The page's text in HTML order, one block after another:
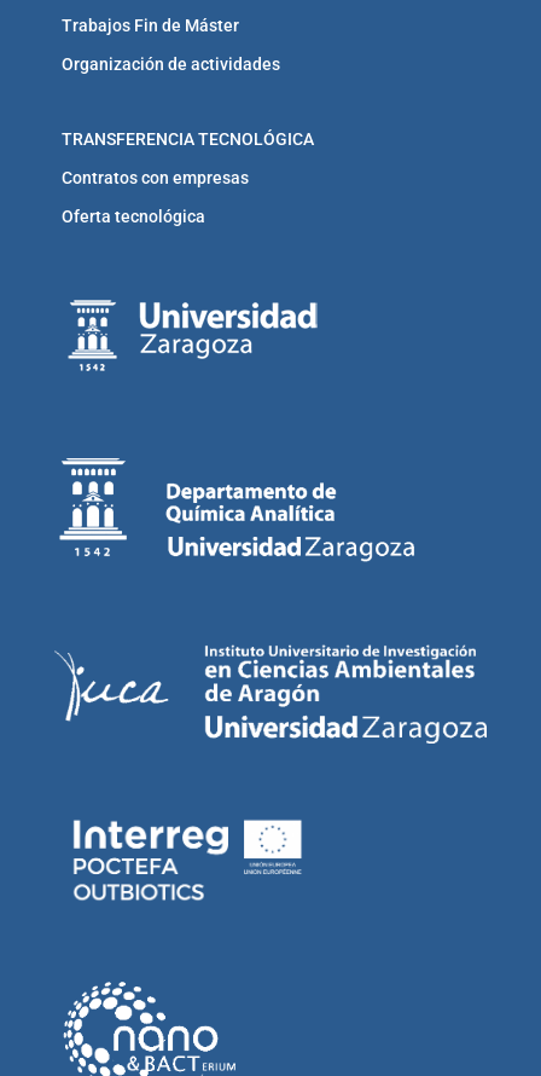
Trabajos Fin de Máster
Organización de actividades
TRANSFERENCIA TECNOLÓGICA
Contratos con empresas
Oferta tecnológica